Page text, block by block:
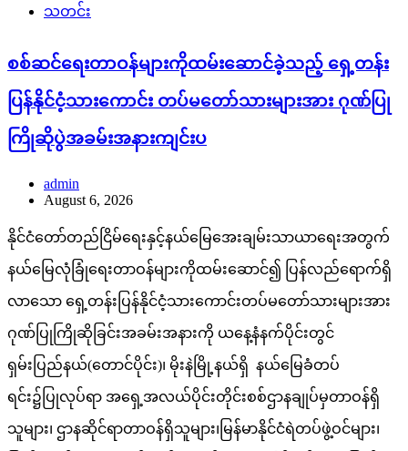
သတင်း
စစ်ဆင်ရေးတာဝန်များကိုထမ်းဆောင်ခဲ့သည့် ရှေ့တန်း
ပြန်နိုင်ငံ့သားကောင်း တပ်မတော်သားများအား ဂုဏ်ပြု
ကြိုဆိုပွဲအခမ်းအနားကျင်းပ
admin
August 6, 2026
နိုင်ငံတော်တည်ငြိမ်ရေးနှင့်နယ်မြေအေးချမ်းသာယာရေးအတွက်
နယ်မြေလုံခြုံရေးတာဝန်များကိုထမ်းဆောင်၍ ပြန်လည်ရောက်ရှိ
လာသော ရှေ့တန်းပြန်နိုင်ငံ့သားကောင်းတပ်မတော်သားများအား
ဂုဏ်ပြုကြိုဆိုခြင်းအခမ်းအနားကို ယနေ့နံနက်ပိုင်းတွင်
ရှမ်းပြည်နယ်(တောင်ပိုင်း)၊ မိုးနဲမြို့နယ်ရှိ နယ်မြေခံတပ်
ရင်း၌ပြုလုပ်ရာ အရှေ့အလယ်ပိုင်းတိုင်းစစ်ဌာနချုပ်မှတာဝန်ရှိ
သူများ၊ ဌာနဆိုင်ရာတာဝန်ရှိသူများ၊မြန်မာနိုင်ငံရဲတပ်ဖွဲ့ဝင်များ၊